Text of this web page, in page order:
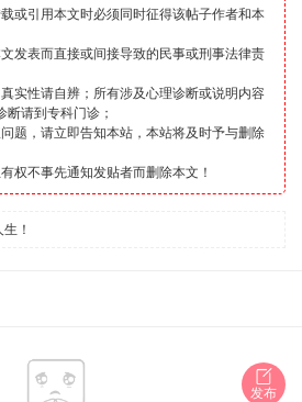
或引用本文时必须同时征得该帖子作者和本
发表而直接或间接导致的民事或刑事法律责
实性请自辨；所有涉及心理诊断或说明内容
请到专科门诊；
题，请立即告知本站，本站将及时予与删除
权不事先通知发贴者而删除本文！
！
发布